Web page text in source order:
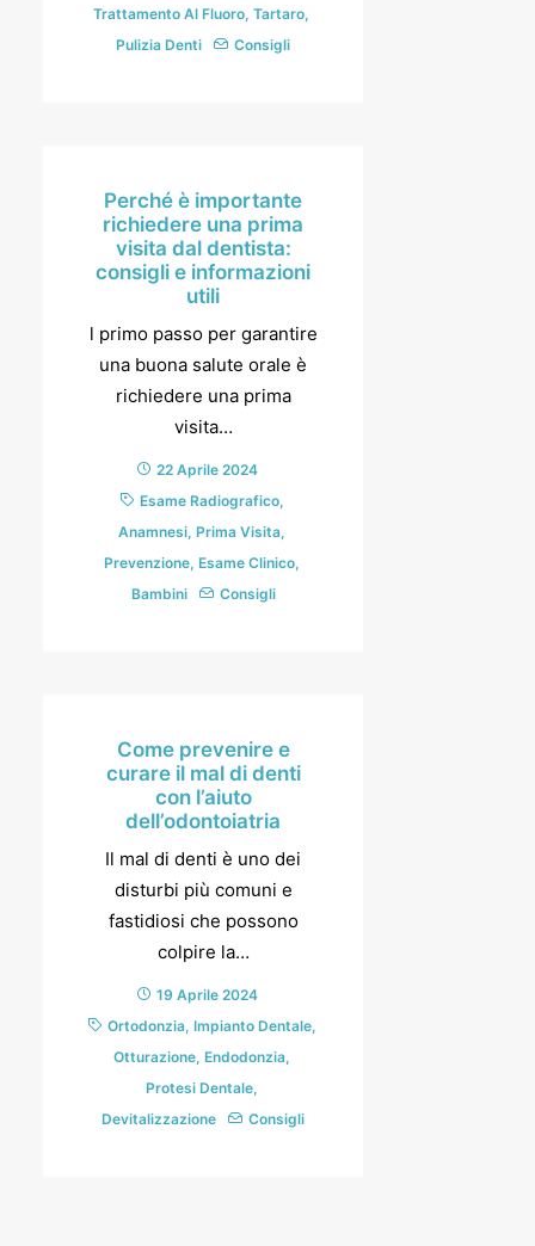
Trattamento Al Fluoro, Tartaro,
Pulizia Denti
Consigli
Perché è importante
richiedere una prima
visita dal dentista:
consigli e informazioni
utili
l primo passo per garantire
una buona salute orale è
richiedere una prima
visita…
22 Aprile 2024
Esame Radiografico,
Anamnesi, Prima Visita,
Prevenzione, Esame Clinico,
Bambini
Consigli
Come prevenire e
curare il mal di denti
con l’aiuto
dell’odontoiatria
Il mal di denti è uno dei
disturbi più comuni e
fastidiosi che possono
colpire la…
19 Aprile 2024
Ortodonzia, Impianto Dentale,
Otturazione, Endodonzia,
Protesi Dentale,
Devitalizzazione
Consigli